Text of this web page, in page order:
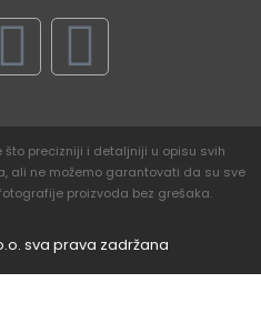
precizniji i detaljniji u opisu svih
ali ne možemo garantovati da su sve
proizvoda bez grešaka.
sva prava zadržana